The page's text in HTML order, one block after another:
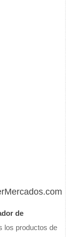
de
los productos de